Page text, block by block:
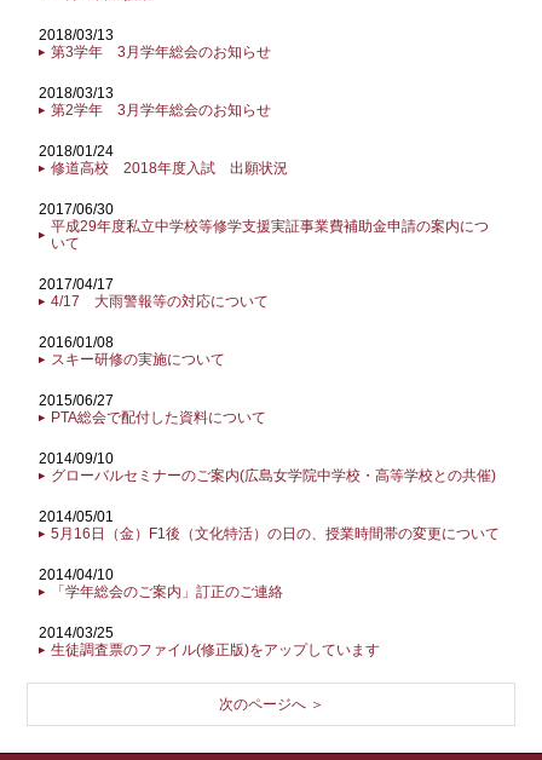
2018/03/13
第3学年 3月学年総会のお知らせ
2018/03/13
第2学年 3月学年総会のお知らせ
2018/01/24
修道高校 2018年度入試 出願状況
2017/06/30
平成29年度私立中学校等修学支援実証事業費補助金申請の案内につ
いて
2017/04/17
4/17 大雨警報等の対応について
2016/01/08
スキー研修の実施について
2015/06/27
PTA総会で配付した資料について
2014/09/10
グローバルセミナーのご案内(広島女学院中学校・高等学校との共催)
2014/05/01
5月16日（金）F1後（文化特活）の日の、授業時間帯の変更について
2014/04/10
「学年総会のご案内」訂正のご連絡
2014/03/25
生徒調査票のファイル(修正版)をアップしています
次のページへ ＞